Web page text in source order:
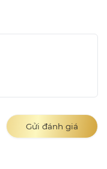
Gửi đánh giá